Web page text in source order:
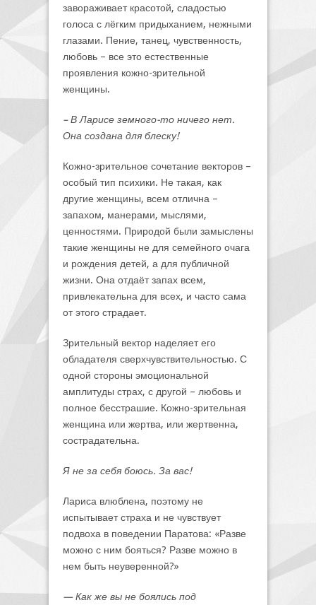
завораживает красотой, сладостью
голоса с лёгким придыханием, нежными
глазами. Пение, танец, чувственность,
любовь – все это естественные
проявления кожно-зрительной
женщины.
– В Ларисе земного-то ничего нет.
Она создана для блеску!
Кожно-зрительное сочетание векторов –
особый тип психики. Не такая, как
другие женщины, всем отлична –
запахом, манерами, мыслями,
ценностями. Природой были замыслены
такие женщины не для семейного очага
и рождения детей, а для публичной
жизни. Она отдаёт запах всем,
привлекательна для всех, и часто сама
от этого страдает.
Зрительный вектор наделяет его
обладателя сверхчувствительностью. С
одной стороны эмоциональной
амплитуды страх, с другой – любовь и
полное бесстрашие. Кожно-зрительная
женщина или жертва, или жертвенна,
сострадательна.
Я не за себя боюсь. За вас!
Лариса влюблена, поэтому не
испытывает страха и не чувствует
подвоха в поведении Паратова: «Разве
можно с ним бояться? Разве можно в
нем быть неуверенной?»
— Как же вы не боялись под